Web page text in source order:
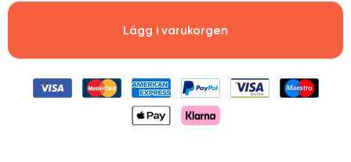
Lägg i varukorgen